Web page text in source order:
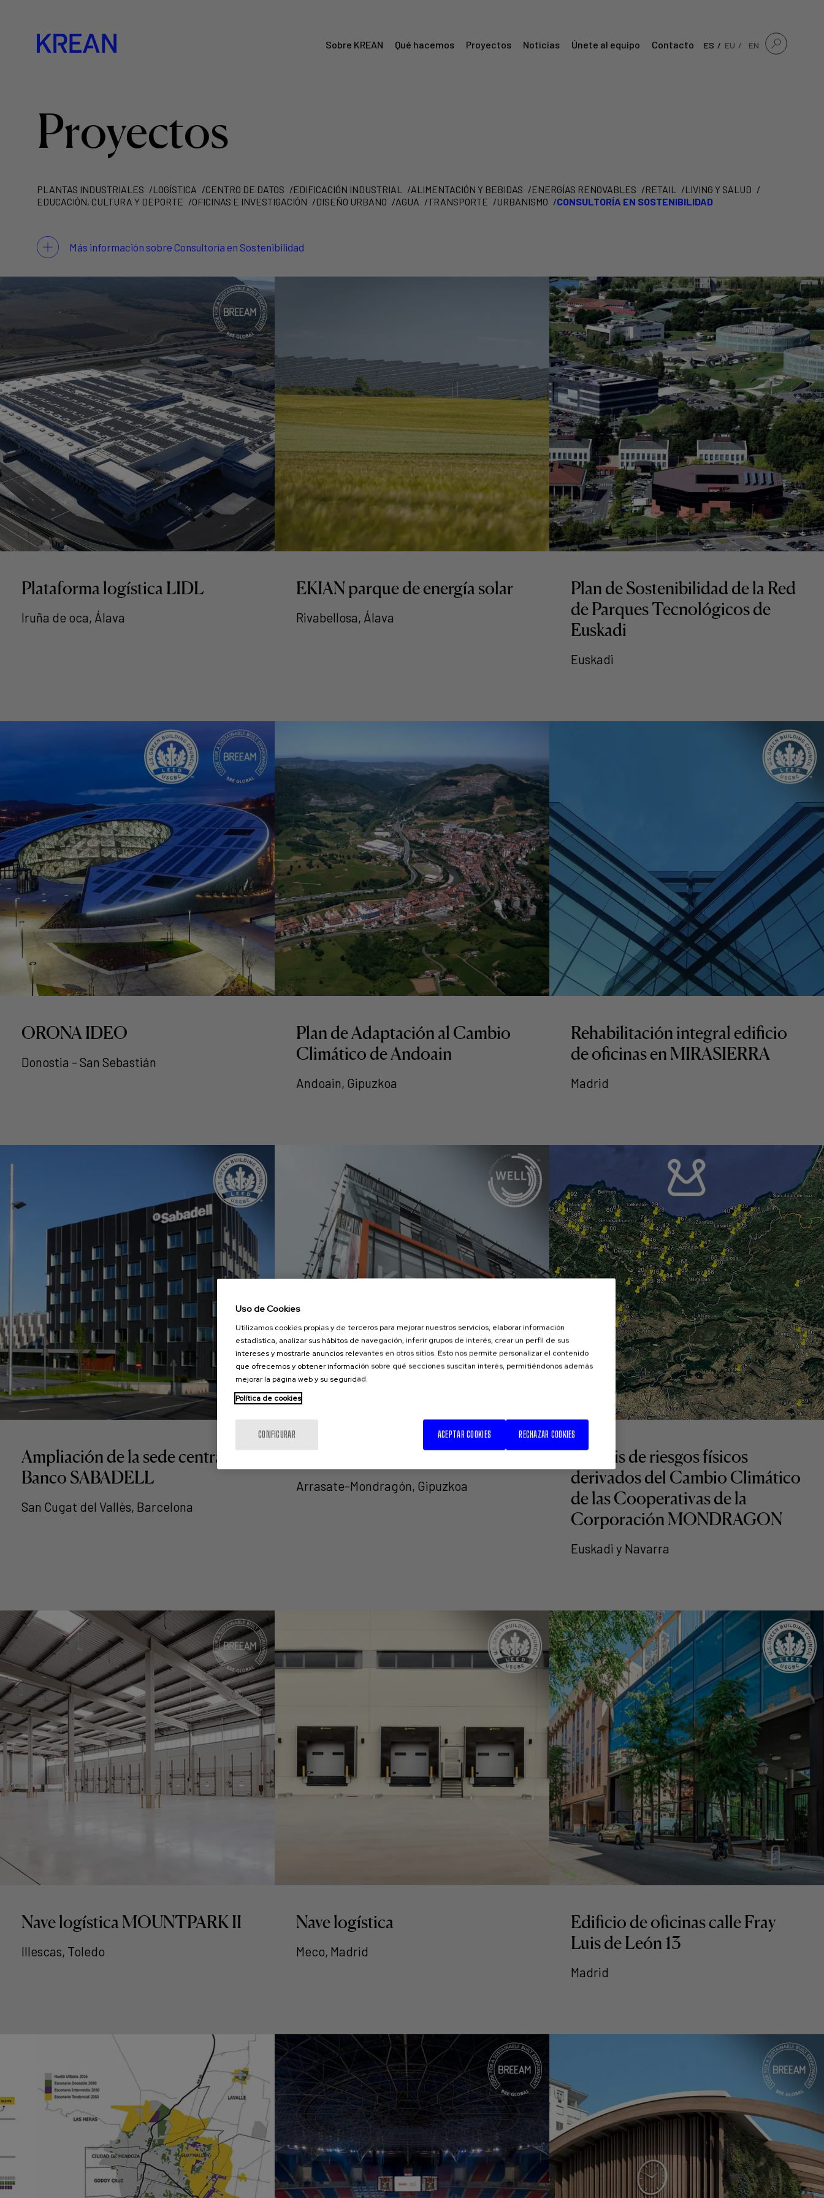
Sobre KREAN Qué hacemos Proyectos Noticias Únete al equipo Contacto ES EU EN
Proyectos
Más información sobre Consultoría en Sostenibilidad
PLANTAS INDUSTRIALES LOGÍSTICA CENTRO DE DATOS EDIFICACIÓN INDUSTRIAL ALIMENTACIÓN Y BEBIDAS ENERGÍAS RENOVABLES RETAIL
LIVING Y SALUD
EDUCACIÓN, CULTURA Y DEPORTE
OFICINAS E INVESTIGACIÓN DISEÑO URBANO AGUA TRANSPORTE URBANISMO CONSULTORÍA EN SOSTENIBILIDAD
Plataforma logística LIDL
Iruña de oca, Álava
EKIAN parque de energía solar
Rivabellosa, Álava
Plan de Sostenibilidad de la Red
de Parques Tecnológicos de
Euskadi
Euskadi
ORONA IDEO
Donostia - San Sebastián
Plan de Adaptación al Cambio
Climático de Andoain
Andoain, Gipuzkoa
Rehabilitación integral edificio
de oficinas en MIRASIERRA
Madrid
Ampliación de la sede central del
Banco SABADELL
San Cugat del Vallès, Barcelona
Sede corporativa KREAN
Arrasate-Mondragón, Gipuzkoa
Análisis de riesgos físicos
derivados del Cambio Climático
de las Cooperativas de la
Corporación MONDRAGON
Euskadi y Navarra
Nave logística MOUNTPARK II
Illescas, Toledo
Nave logística
Meco, Madrid
Edificio de oficinas calle Fray
Luis de León 13
Madrid
Uso de Cookies
Utilizamos cookies propias y de terceros para mejorar nuestros servicios, elaborar información
estadística, analizar sus hábitos de navegación, inferir grupos de interés, crear un perfil de sus
intereses y mostrarle anuncios relevantes en otros sitios. Esto nos permite personalizar el contenido
que ofrecemos y obtener información sobre qué secciones suscitan interés, permitiéndonos además
mejorar la página web y su seguridad.
Política de cookies
CONFIGURAR RECHAZAR COOKIES
ACEPTAR COOKIES